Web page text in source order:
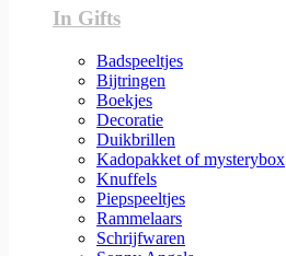
In Gifts
Badspeeltjes
Bijtringen
Boekjes
Decoratie
Duikbrillen
Kadopakket of mysterybox
Knuffels
Piepspeeltjes
Rammelaars
Schrijfwaren